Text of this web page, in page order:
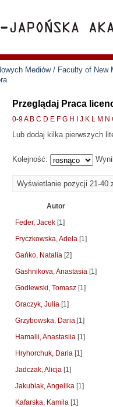
Mediów / Faculty of New
Przeglądaj Praca
0-9A B C D E F G H J K L M N
Lub dodaj kilka pierwszych
Kolejność:
Wyświetlanie pozycji 21-40
Autor
Feder, Jacek [1]
Fryczkowska, Adela [1]
Gańko, Natalia [2]
Gashnikova, Anastasia [1]
Godlewski, Tomasz [1]
Graczyk, Julia [1]
Grzybowska, Daria [1]
Hamalii, Anastasiia [1]
Hryhorchuk, Daria [1]
Jadczak, Alicja [1]
Jakubiak, Angelika [1]
Kafarska, Kamila [1]